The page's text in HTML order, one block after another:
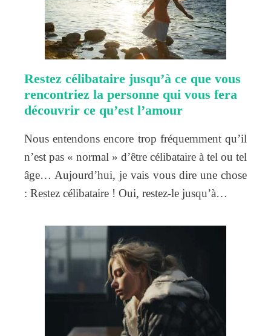
Restez célibataire jusqu’à ce que vous
rencontriez la personne qui vous fera
découvrir ce qu’est l’amour
Nous entendons encore trop fréquemment qu’il
n’est pas « normal » d’être célibataire à tel ou tel
âge… Aujourd’hui, je vais vous dire une chose
: Restez célibataire ! Oui, restez-le jusqu’à…